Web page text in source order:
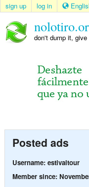
sign up log in
don't dump it,
Posted ads
Username: estivaltour
Member since: